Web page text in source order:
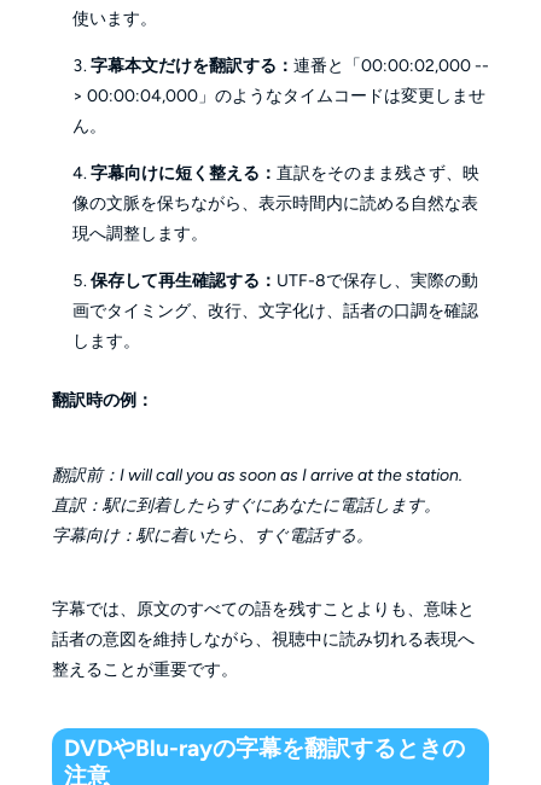
使います。
字幕本文だけを翻訳する：連番と「00:00:02,000 --
> 00:00:04,000」のようなタイムコードは変更しませ
ん。
字幕向けに短く整える：直訳をそのまま残さず、映
像の文脈を保ちながら、表示時間内に読める自然な表
現へ調整します。
保存して再生確認する： UTF-8で保存し、実際の動
画でタイミング、改行、文字化け、話者の口調を確認
します。
翻訳時の例：
翻訳前：I will call you as soon as I arrive at the station.
直訳：駅に到着したらすぐにあなたに電話します。
字幕向け：駅に着いたら、すぐ電話する。
字幕では、原文のすべての語を残すことよりも、意味と
話者の意図を維持しながら、視聴中に読み切れる表現へ
整えることが重要です。
DVDやBlu-rayの字幕を翻訳するときの
注意